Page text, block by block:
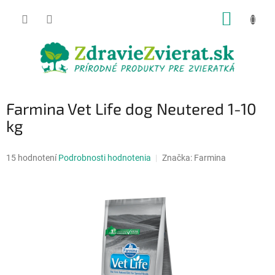
Farmina Vet Life dog Neutered 1-10
kg
Priemerné
15 hodnotení Podrobnosti hodnotenia Značka: Farmina